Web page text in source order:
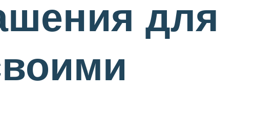
для